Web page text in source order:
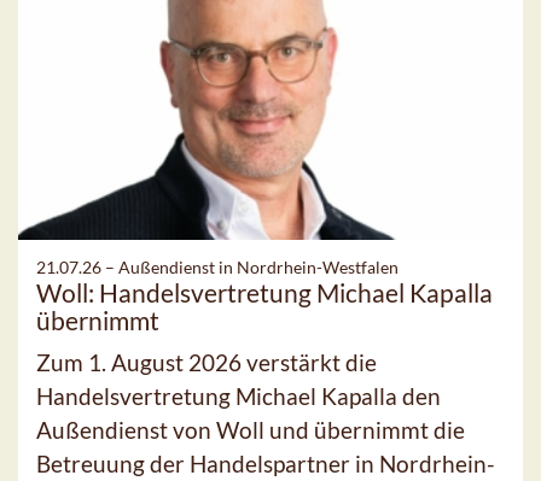
21.07.26 – Außendienst in Nordrhein-Westfalen
Woll: Handelsvertretung Michael Kapalla
übernimmt
Zum 1. August 2026 verstärkt die
Handelsvertretung Michael Kapalla den
Außendienst von Woll und übernimmt die
Betreuung der Handelspartner in Nordrhein-